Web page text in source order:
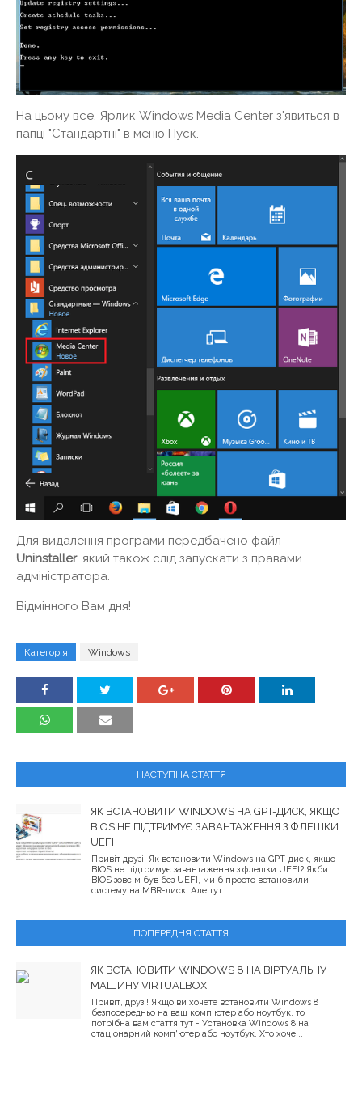
На цьому все. Ярлик Windows Media Center з'явиться в
папці "Стандартні" в меню Пуск.
Для видалення програми передбачено файл
Uninstaller, який також слід запускати з правами
адміністратора.
Відмінного Вам дня!
Категорія Windows
НАСТУПНА СТАТТЯ
ЯК ВСТАНОВИТИ WINDOWS НА GPT-ДИСК, ЯКЩО
BIOS НЕ ПІДТРИМУЄ ЗАВАНТАЖЕННЯ З ФЛЕШКИ
UEFI
Привіт друзі. Як встановити Windows на GPT-диск, якщо
BIOS не підтримує завантаження з флешки UEFI? Якби
BIOS зовсім був без UEFI, ми б просто встановили
систему на MBR-диск. Але тут...
ПОПЕРЕДНЯ СТАТТЯ
ЯК ВСТАНОВИТИ WINDOWS 8 НА ВІРТУАЛЬНУ
МАШИНУ VIRTUALBOX
Привіт, друзі! Якщо ви хочете встановити Windows 8
безпосередньо на ваш комп'ютер або ноутбук, то
потрібна вам стаття тут - Установка Windows 8 на
стаціонарний комп'ютер або ноутбук. Хто хоче...